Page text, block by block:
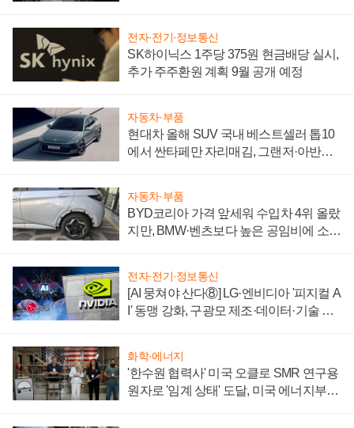
전자·전기·정보통신
SK하이닉스 1주당 375원 현금배당 실시,
추가 주주환원 계획 9월 공개 예정
자동차·부품
현대차 올해 SUV 국내 베스트셀러 톱10
에서 싼타페만 자리매김, 그랜저·아반떼
자동차·부품
BYD코리아 가격 앞세워 수입차 4위 올랐
지만, BMW·벤츠보다 높은 공임비에 소비
전자·전기·정보통신
[AI 뭉쳐야 산다⑧] LG·엔비디아 '피지컬 A
I' 동맹 강화, 구광모 제조·데이터·기술 결
화학·에너지
'한수원 협력사' 미국 오클로 SMR 연구용
원자로 '임계 상태' 도달, 미국 에너지부